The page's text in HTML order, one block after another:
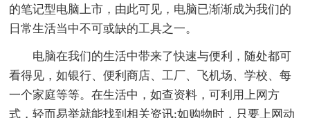
的笔记型电脑上市，由此可见，电脑已渐渐成为我们的
日常生活当中不可或缺的工具之一。
电脑在我们的生活中带来了快速与便利，随处都可
看得见，如银行、便利商店、工厂、飞机场、学校、每
一个家庭等等。在生活中，如查资料，可利用上网方
式，轻而易举就能找到相关资讯;如购物时，只要上网动